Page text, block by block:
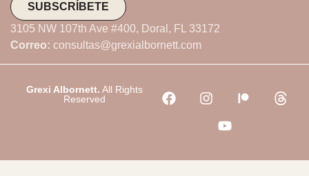
SUBSCRÍBETE
3105 NW 107th Ave #400, Doral, FL 33172
Correo: consultas@grexialbornett.com
Grexi Albornett. All Rights
Reserved